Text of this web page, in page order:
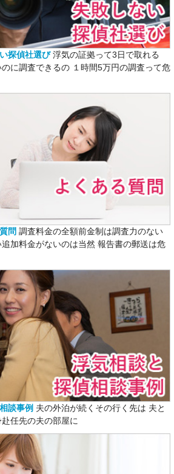
探偵社選び浮気の証拠って3日で取れる
に調査できるの １時間5万円の調査って危
問 調査料金の全額前金制は調査力のない
加料金がないのは当然 報告書の郵送は危
談事例 夫の外泊が続くその行く先は 夫と
任先の夫の部屋に